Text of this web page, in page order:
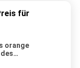
für
orange